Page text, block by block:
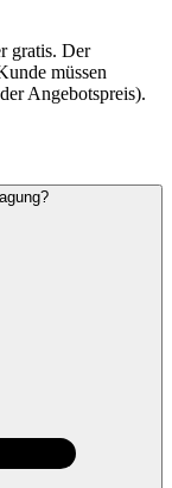
gratis. Der
müssen
Angebotspreis).